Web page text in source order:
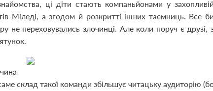
ці діти стають компаньйонами у захопливій
Міледі, а згодом й розкритті інших таємниць. Все би
не переховувались злочинці. Але коли поруч є друзі,
склад такої команди збільшує читацьку аудиторію